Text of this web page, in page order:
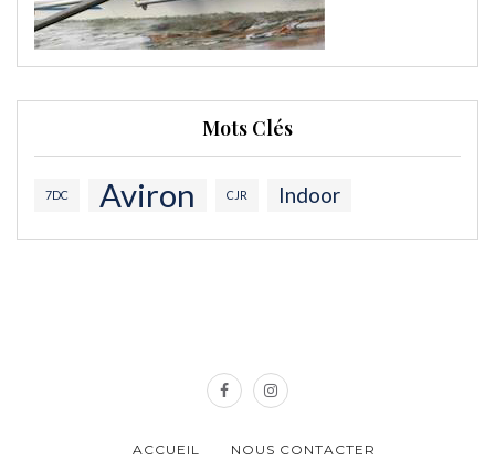
Mots Clés
7DC Aviron CJR Indoor
ACCUEIL NOUS CONTACTER